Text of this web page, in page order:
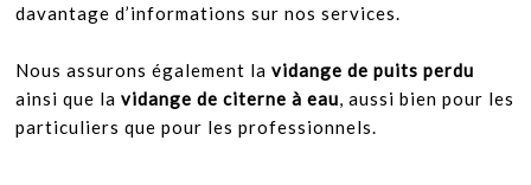
davantage d’informations sur nos services.
Nous assurons également la vidange de puits perdu
ainsi que la vidange de citerne à eau, aussi bien pour les
particuliers que pour les professionnels.